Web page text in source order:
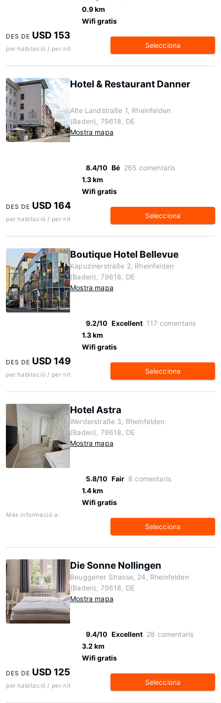
0.9 km
Wifi gratis
DES DE USD 153
per habitació / per nit Selecciona
Hotel & Restaurant Danner
Alte Landstraße 1, Rheinfelden
(Baden), 79618, DE
Mostra mapa
8.4/10 Bé 265 comentaris
1.3 km
Wifi gratis
DES DE USD 164
per habitació / per nit Selecciona
Boutique Hotel Bellevue
Kapuzinerstraße 2, Rheinfelden
(Baden), 79618, DE
Mostra mapa
9.2/10 Excellent 117 comentaris
1.3 km
Wifi gratis
DES DE USD 149
per habitació / per nit Selecciona
Hotel Astra
Werderstraße 3, Rheinfelden
(Baden), 79618, DE
Mostra mapa
5.8/10 Fair 8 comentaris
1.4 km
Wifi gratis
Més informació a:
Selecciona
Die Sonne Nollingen
Beuggener Strasse, 24, Rheinfelden
(Baden), 79618, DE
Mostra mapa
9.4/10 Excellent 28 comentaris
3.2 km
Wifi gratis
DES DE USD 125
per habitació / per nit Selecciona